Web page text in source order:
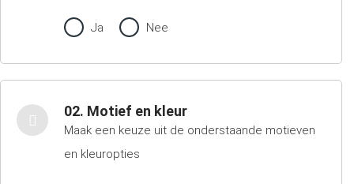
Ja Nee
02. Motief en kleur
Maak een keuze uit de onderstaande motieven
en kleuropties